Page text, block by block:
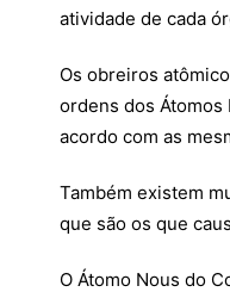
atividade de cada
Os obreiros
ordens dos Átomos
acordo com as
Também existem
que são os que
O Átomo Nous do